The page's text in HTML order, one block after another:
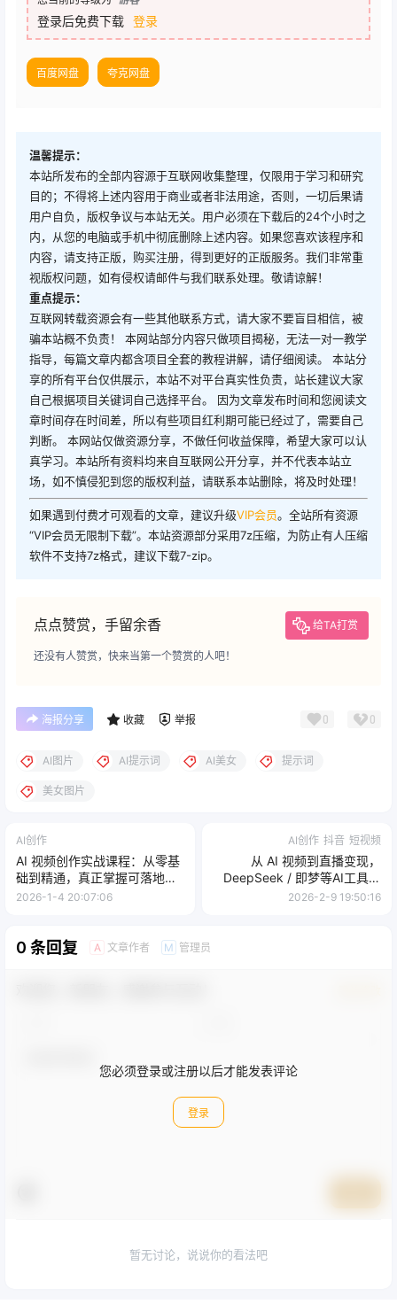
登录后免费下载 登录
百度网盘 夸克网盘
温馨提示：
本站所发布的全部内容源于互联网收集整理，仅限用于学习和研究
目的；不得将上述内容用于商业或者非法用途，否则，一切后果请
用户自负，版权争议与本站无关。用户必须在下载后的24个小时之
内，从您的电脑或手机中彻底删除上述内容。如果您喜欢该程序和
内容，请支持正版，购买注册，得到更好的正版服务。我们非常重
视版权问题，如有侵权请邮件与我们联系处理。敬请谅解！
重点提示：
互联网转载资源会有一些其他联系方式，请大家不要盲目相信，被
骗本站概不负责！ 本网站部分内容只做项目揭秘，无法一对一教学
指导，每篇文章内都含项目全套的教程讲解，请仔细阅读。 本站分
享的所有平台仅供展示，本站不对平台真实性负责，站长建议大家
自己根据项目关键词自己选择平台。 因为文章发布时间和您阅读文
章时间存在时间差，所以有些项目红利期可能已经过了，需要自己
判断。 本网站仅做资源分享，不做任何收益保障，希望大家可以认
真学习。本站所有资料均来自互联网公开分享，并不代表本站立
场，如不慎侵犯到您的版权利益，请联系本站删除，将及时处理！
如果遇到付费才可观看的文章，建议升级VIP会员。全站所有资源
“VIP会员无限制下载”。本站资源部分采用7z压缩，为防止有人压缩
软件不支持7z格式，建议下载7-zip。
点点赞赏，手留余香 给TA打赏
还没有人赞赏，快来当第一个赞赏的人吧！
海报分享 收藏 举报 0 0
AI图片 AI提示词 AI美女 提示词
美女图片
AI创作
AI 视频创作实战课程：从零基
础到精通，真正掌握可落地、
能变现的 AI 视频创作全栈能力
2026-1-4 20:07:06
AI创作 抖音 短视频
从 AI 视频到直播变现，
DeepSeek / 即梦等AI工具实
战教学，生产爆款视频，打造
2026-2-9 19:50:16
0 条回复 A 文章作者 M 管理员
您必须登录或注册以后才能发表评论
登录
暂无讨论，说说你的看法吧